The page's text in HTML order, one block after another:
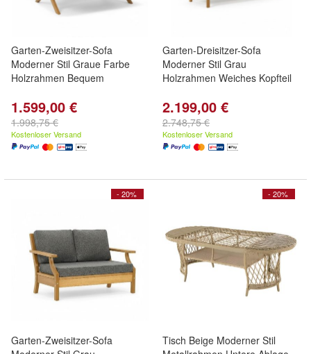
Garten-Zweisitzer-Sofa
Moderner Stil Graue Farbe
Holzrahmen Bequem
1.599,00 €
1.998,75 €
Kostenloser Versand
Garten-Dreisitzer-Sofa
Moderner Stil Grau
Holzrahmen Weiches Kopfteil
2.199,00 €
2.748,75 €
Kostenloser Versand
- 20%
Garten-Zweisitzer-Sofa
- 20%
Tisch Beige Moderner Stil